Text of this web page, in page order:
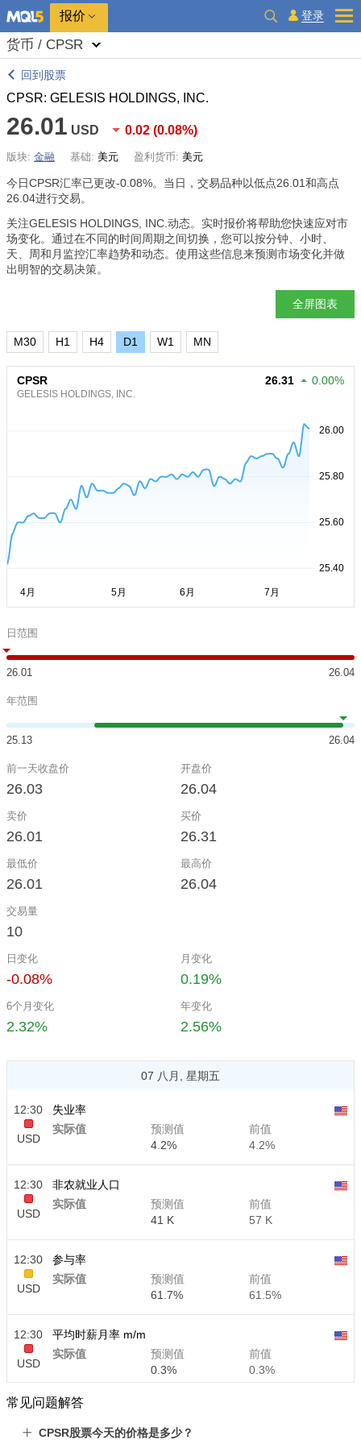
报价 登录
货币 / CPSR
回到股票
CPSR: GELESIS HOLDINGS, INC.
26.01 USD 0.02 (0.08%)
版块: 金融 基础: 美元 盈利货币: 美元
今日CPSR汇率已更改-0.08%。当日，交易品种以低点26.01和高点
26.04进行交易。
关注GELESIS HOLDINGS, INC.动态。实时报价将帮助您快速应对市
场变化。通过在不同的时间周期之间切换，您可以按分钟、小时、
天、周和月监控汇率趋势和动态。使用这些信息来预测市场变化并做
出明智的交易决策。
全屏图表
M30 H1 H4 D1 W1 MN
CPSR
GELESIS HOLDINGS, INC.
26.31 0.00%
日范围
26.01 26.04
年范围
25.13 26.04
前一天收盘价
26.03
开盘价
26.04
卖价
26.01
买价
26.31
最低价
26.01
最高价
26.04
交易量
10
日变化
-0.08%
月变化
0.19%
6个月变化
2.32%
年变化
2.56%
07 八月, 星期五
12:30
USD
失业率
实际值
预测值
4.2%
前值
4.2%
12:30
USD
非农就业人口
实际值
预测值
41 K
前值
57 K
12:30
USD
参与率
实际值
预测值
61.7%
前值
61.5%
12:30
USD
平均时薪月率 m/m
实际值
预测值
0.3%
前值
0.3%
12:30
USD
平均时薪年率 y/y
实际值
预测值
常见问题解答
CPSR股票今天的价格是多少？